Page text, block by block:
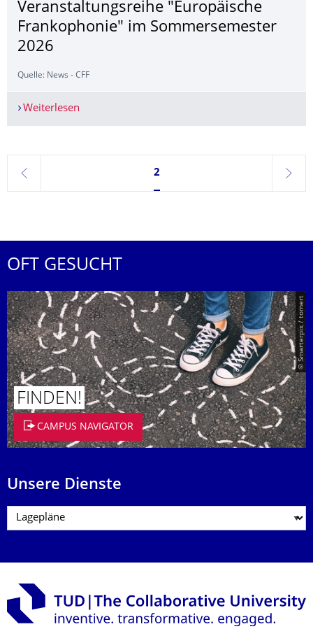
Veranstaltungsrei­he "Europäische
Frankophonie" im Sommersemester
2026
Quelle: News - CFF
Weiterlesen
zurück
Seite 2, aktuell ausgewählt
2
weiter
OFT GESUCHT
© Smarterpix / tomert
FINDEN!
CAMPUS NAVIGATOR
Unsere Dienste